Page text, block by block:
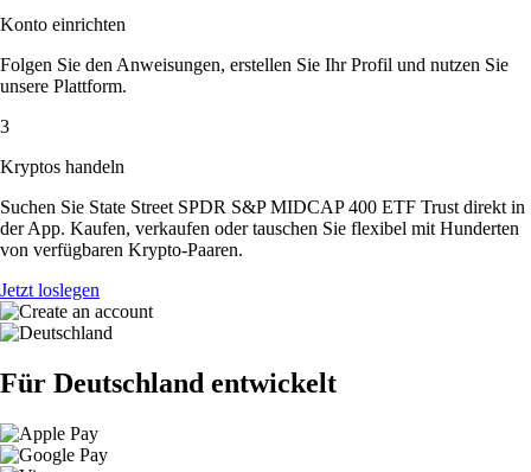
Konto einrichten
Folgen Sie den Anweisungen, erstellen Sie Ihr Profil und nutzen Sie
unsere Plattform.
3
Kryptos handeln
Suchen Sie State Street SPDR S&P MIDCAP 400 ETF Trust direkt in
der App. Kaufen, verkaufen oder tauschen Sie flexibel mit Hunderten
von verfügbaren Krypto-Paaren.
Jetzt loslegen
Für Deutschland entwickelt